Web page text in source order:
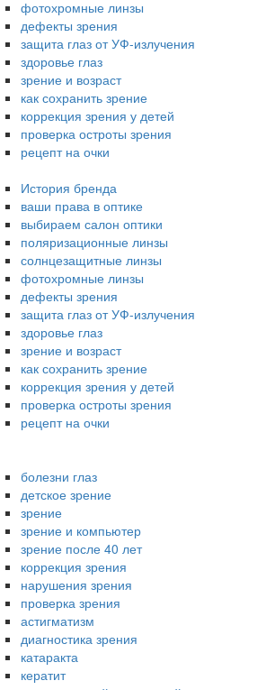
фотохромные линзы
дефекты зрения
защита глаз от УФ-излучения
здоровье глаз
зрение и возраст
как сохранить зрение
коррекция зрения у детей
проверка остроты зрения
рецепт на очки
История бренда
ваши права в оптике
выбираем салон оптики
поляризационные линзы
солнцезащитные линзы
фотохромные линзы
дефекты зрения
защита глаз от УФ-излучения
здоровье глаз
зрение и возраст
как сохранить зрение
коррекция зрения у детей
проверка остроты зрения
рецепт на очки
болезни глаз
детское зрение
зрение
зрение и компьютер
зрение после 40 лет
коррекция зрения
нарушения зрения
проверка зрения
астигматизм
диагностика зрения
катаракта
кератит